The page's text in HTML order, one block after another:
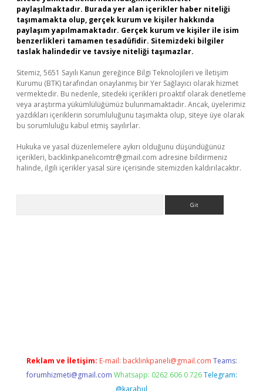
paylaşılmaktadır. Burada yer alan içerikler haber niteliği
taşımamakta olup, gerçek kurum ve kişiler hakkında
paylaşım yapılmamaktadır. Gerçek kurum ve kişiler ile isim
benzerlikleri tamamen tesadüfidir. Sitemizdeki bilgiler
taslak halindedir ve tavsiye niteliği taşımazlar.
Sitemiz, 5651 Sayılı Kanun gereğince Bilgi Teknolojileri ve İletişim
Kurumu (BTK) tarafından onaylanmış bir Yer Sağlayıcı olarak hizmet
vermektedir. Bu nedenle, sitedeki içerikleri proaktif olarak denetleme
veya araştırma yükümlülüğümüz bulunmamaktadır. Ancak, üyelerimiz
yazdıkları içeriklerin sorumluluğunu taşımakta olup, siteye üye olarak
bu sorumluluğu kabul etmiş sayılırlar.
Hukuka ve yasal düzenlemelere aykırı olduğunu düşündüğünüz
içerikleri, backlinkpanelicomtr@gmail.com adresine bildirmeniz
halinde, ilgili içerikler yasal süre içerisinde sitemizden kaldırılacaktır.
Reklam ve İletişim: E-mail: backlinkpaneli@gmail.com Teams:
forumhizmeti@gmail.com Whatsapp: 0262 606 0 726 Telegram:
@karabul